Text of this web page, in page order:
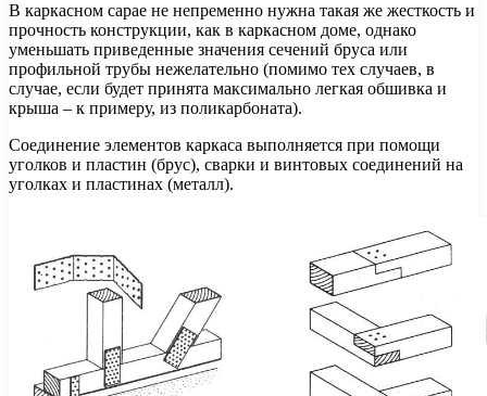
В каркасном сарае не непременно нужна такая же жесткость и
прочность конструкции, как в каркасном доме, однако
уменьшать приведенные значения сечений бруса или
профильной трубы нежелательно (помимо тех случаев, в
случае, если будет принята максимально легкая обшивка и
крыша – к примеру, из поликарбоната).
Соединение элементов каркаса выполняется при помощи
уголков и пластин (брус), сварки и винтовых соединений на
уголках и пластинах (металл).